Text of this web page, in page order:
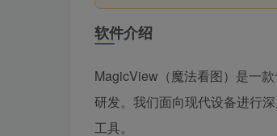
软件介绍
MagicView（魔法看图）是一
研发。我们面向现代设备进行
工具。